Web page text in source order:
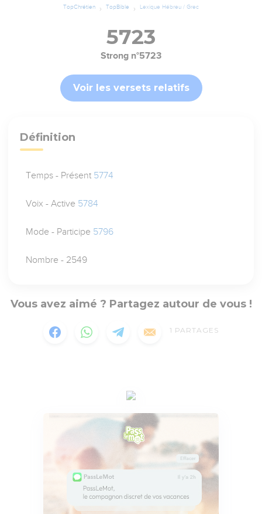
TopChrétien TopBible Lexique Hébreu / Grec
5723
Strong n°5723
Voir les versets relatifs
Définition
Temps - Présent 5774
Voix - Active 5784
Mode - Participe 5796
Nombre - 2549
Vous avez aimé ? Partagez autour de vous !
1 PARTAGES